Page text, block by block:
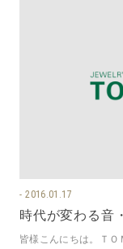
2016.01.17
時代が変わる音
皆様こんにちは。Ｔ